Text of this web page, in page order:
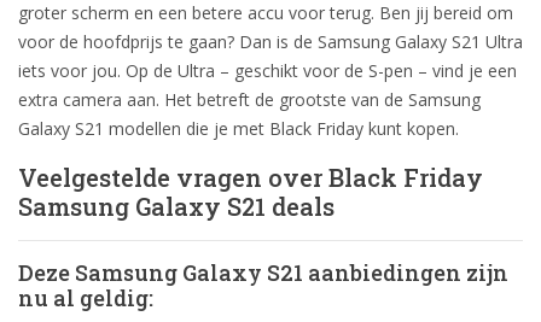
groter scherm en een betere accu voor terug. Ben jij bereid om
voor de hoofdprijs te gaan? Dan is de Samsung Galaxy S21 Ultra
iets voor jou. Op de Ultra – geschikt voor de S-pen – vind je een
extra camera aan. Het betreft de grootste van de Samsung
Galaxy S21 modellen die je met Black Friday kunt kopen.
Veelgestelde vragen over Black Friday
Samsung Galaxy S21 deals
Deze Samsung Galaxy S21 aanbiedingen zijn
nu al geldig: